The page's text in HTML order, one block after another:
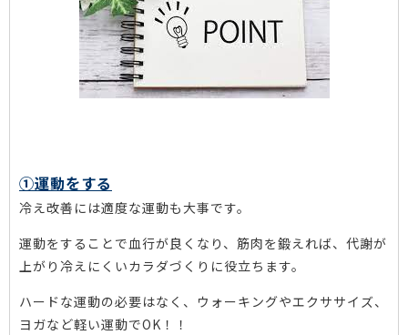
①運動をする
冷え改善には適度な運動も大事です。
運動をすることで血行が良くなり、筋肉を鍛えれば、代謝が
上がり冷えにくいカラダづくりに役立ちます。
ハードな運動の必要はなく、ウォーキングやエクササイズ、
ヨガなど軽い運動でOK！！